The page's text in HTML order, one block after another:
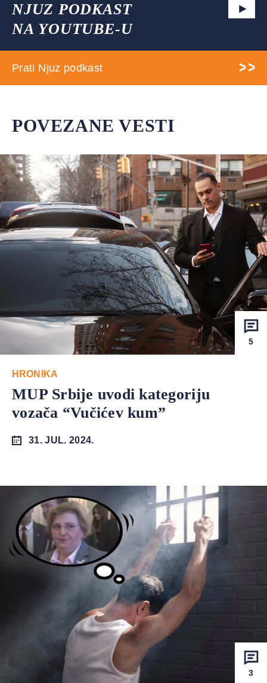
NJUZ PODKAST
NA YOUTUBE-U
Prati Njuz podkast
POVEZANE VESTI
5
HRONIKA
MUP Srbije uvodi kategoriju
vozača “Vučićev kum”
31. JUL. 2024.
3